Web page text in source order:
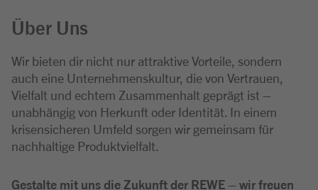
Über Uns
Wir bieten dir nicht nur attraktive Vorteile, sondern
auch eine Unternehmenskultur, die von Vertrauen,
Vielfalt und echtem Zusammenhalt geprägt ist –
unabhängig von Herkunft oder Identität. In einem
krisensicheren Umfeld sorgen wir gemeinsam für
nachhaltige Produktvielfalt.
Gestalte mit uns die Zukunft der REWE – wir freuen